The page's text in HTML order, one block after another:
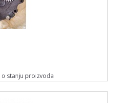
stanju proizvoda